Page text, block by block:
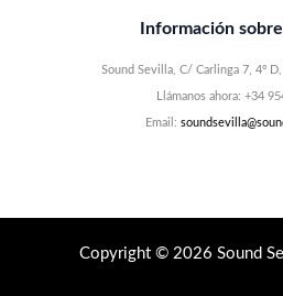
Información
Sound Sevilla, C/ Carlinga 7, 4º
Llámanos ahora: +34
Email:
Copyright © 2026 Sound